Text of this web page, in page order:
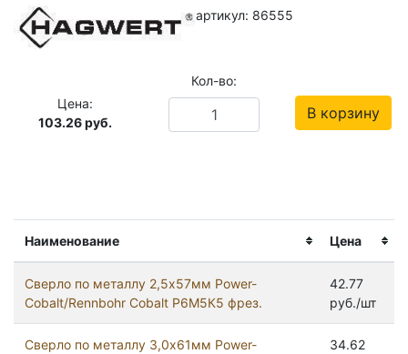
Наименование Цена
Сверло по металлу 2,5х57мм Power-
Cobalt/Rennbohr Cobalt Р6М5К5 фрез.
42.77
руб./шт
Сверло по металлу 3,0х61мм Power-
34.62
артикул: 86555
Цена:
103.26руб.
Кол-во:
В корзину